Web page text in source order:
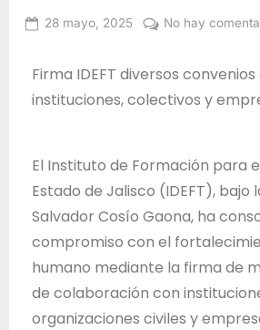
a
a
e
T
r
a
b
a
j
o
28 mayo, 2025
No hay
Firma IDEFT diversos
instituciones, colectivos y
El Instituto de Formación para
Estado de Jalisco (IDEFT), bajo
Salvador Cosío Gaona, ha
compromiso con el
humano mediante la firma de
de colaboración con
organizaciones civiles y